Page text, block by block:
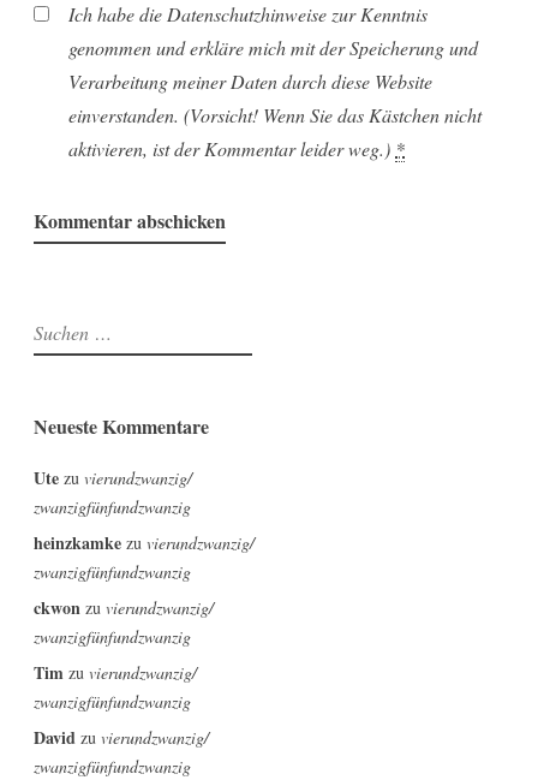
Ich habe die Datenschutzhinweise zur Kenntnis
genommen und erkläre mich mit der Speicherung und
Verarbeitung meiner Daten durch diese Website
einverstanden. (Vorsicht! Wenn Sie das Kästchen nicht
aktivieren, ist der Kommentar leider weg.) *
Suchen
nach:
Neueste Kommentare
Ute zu vierundzwanzig/
zwanzigfünfundzwanzig
heinzkamke zu vierundzwanzig/
zwanzigfünfundzwanzig
ckwon zu vierundzwanzig/
zwanzigfünfundzwanzig
Tim zu vierundzwanzig/
zwanzigfünfundzwanzig
David zu vierundzwanzig/
zwanzigfünfundzwanzig